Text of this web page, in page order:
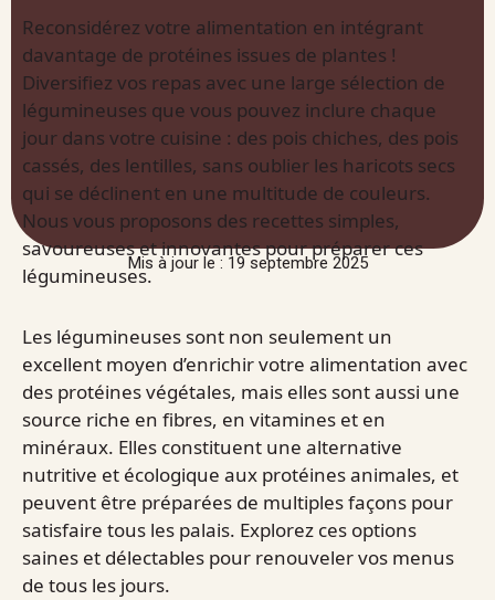
Mis à jour le : 19 septembre 2025
Reconsidérez votre alimentation en intégrant
davantage de protéines issues de plantes !
Diversifiez vos repas avec une large sélection de
légumineuses que vous pouvez inclure chaque
jour dans votre cuisine : des pois chiches, des pois
cassés, des lentilles, sans oublier les haricots secs
qui se déclinent en une multitude de couleurs.
Nous vous proposons des recettes simples,
savoureuses et innovantes pour préparer ces
légumineuses.
Les légumineuses sont non seulement un
excellent moyen d’enrichir votre alimentation avec
des protéines végétales, mais elles sont aussi une
source riche en fibres, en vitamines et en
minéraux. Elles constituent une alternative
nutritive et écologique aux protéines animales, et
peuvent être préparées de multiples façons pour
satisfaire tous les palais. Explorez ces options
saines et délectables pour renouveler vos menus
de tous les jours.